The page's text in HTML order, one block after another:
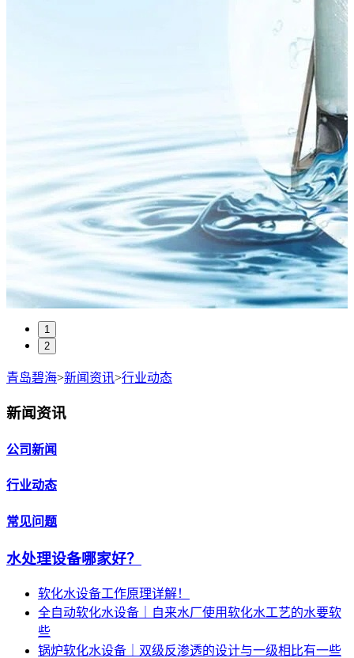
1
2
青岛碧海>新闻资讯>行业动态
新闻资讯
公司新闻
行业动态
常见问题
水处理设备哪家好？
软化水设备工作原理详解！
全自动软化水设备｜自来水厂使用软化水工艺的水要软
些
锅炉软化水设备｜双级反渗透的设计与一级相比有一些